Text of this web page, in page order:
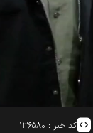
کد خبر : ۱۳۶۵۸۰